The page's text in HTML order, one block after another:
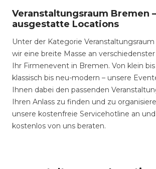
Veranstaltungsraum Bremen
ausgestatte Locations
Unter der Kategorie
wir eine breite Masse an
Ihr Firmenevent in Bremen. Von klein
klassisch bis neu-modern – unsere
Ihnen dabei den passenden
Ihren Anlass zu finden und zu
unsere kostenfreie Servicehotline an und
kostenlos von uns beraten.